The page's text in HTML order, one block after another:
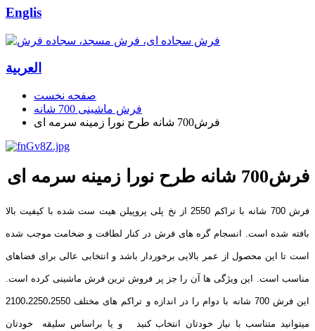
Englis
العربیة
صفحه نخست
فرش ماشینی 700 شانه
فرش700 شانه طرح نورا زمینه سرمه ای
فرش700 شانه طرح نورا زمینه سرمه ای
فرش 700 شانه با تراکم 2550 از نخ پلی پروپیلن هیت ست شده با کیفیت بالا
بافته شده است. انسجام گره های فرش در کنار لطافت و ضخامت موجب شده
است تا این محصول از عمر بالایی برخوردار باشد و انتخابی عالی برای فضاهای
مناسب است. این ویژگی ها آن را جز پر فروش ترین فرش ماشینی کرده است.
این فرش 700 شانه با دوام را در اندازه و تراکم های مختلف 2100،2250،2550
میتوانید متناسب با نیاز خودتان انتخاب کنید و یا براساس سلیقه خودتان